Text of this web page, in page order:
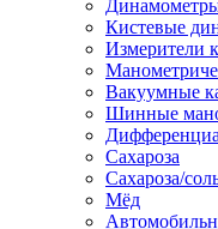
Кистевые
Измерители
Вакуумные
Шинные
Сахароза
Сахароза/
Мёд